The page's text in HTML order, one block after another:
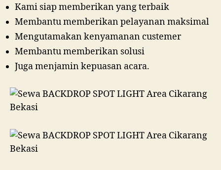
Kami siap memberikan yang terbaik
Membantu memberikan pelayanan maksimal
Mengutamakan kenyamanan custemer
Membantu memberikan solusi
Juga menjamin kepuasan acara.